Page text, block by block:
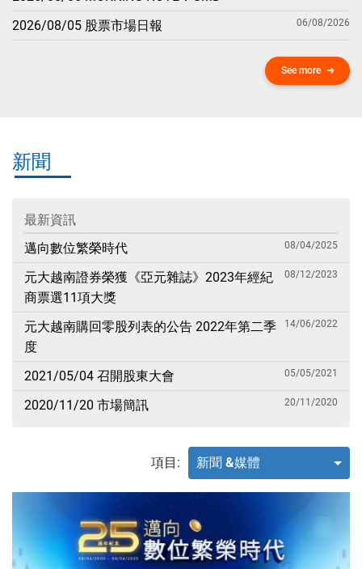
2026/08/05 股票市場日報 06/08/2026
See more
新聞
最新資訊
邁向數位繁榮時代
08/04/2025
元大越南證券榮獲《亞元雜誌》2023年經紀
商票選11項大獎
08/12/2023
元大越南購回零股列表的公告 2022年第二季
度
14/06/2022
2021/05/04 召開股東大會 05/05/2021
2020/11/20 市場簡訊 20/11/2020
項目: 新聞 &媒體